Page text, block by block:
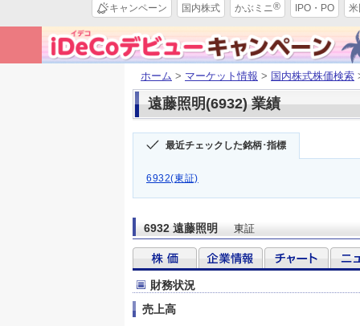
キャンペーン 国内株式 かぶミニ® IPO・PO
ホーム > マーケット情報 > 国内株式株価検索
遠藤照明(6932) 業績
最近チェックした銘柄･指標
6932(東証)
6932 遠藤照明 東証